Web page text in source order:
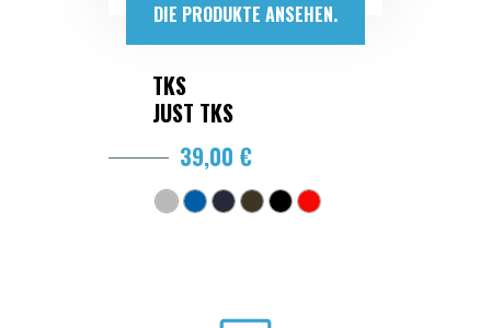
DIE PRODUKTE ANSEHEN.
TKS
JUST TKS
39,00 €